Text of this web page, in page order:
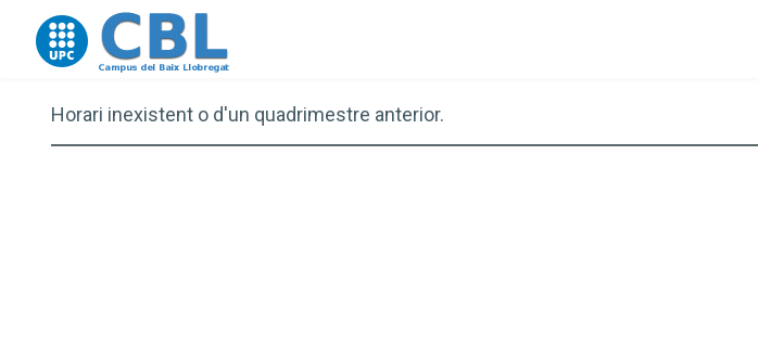
Go to upc.edu
Horari inexistent o d'un quadrimestre anterior.